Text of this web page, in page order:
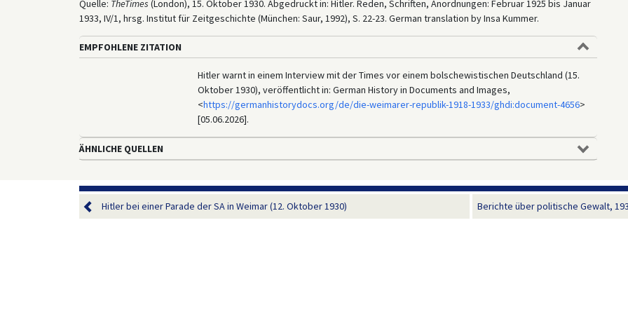
Quelle: TheTimes (London), 15. Oktober 1930. Abgedruckt in: Hitler. Reden, Schriften, Anordnungen: Februar 1925 bis Januar
1933, IV/1, hrsg. Institut für Zeitgeschichte (München: Saur, 1992), S. 22-23. German translation by Insa Kummer.
EMPFOHLENE ZITATION
Hitler warnt in einem Interview mit der Times vor einem bolschewistischen Deutschland (15.
Oktober 1930), veröffentlicht in: German History in Documents and Images,
<https://germanhistorydocs.org/de/die-weimarer-republik-1918-1933/ghdi:document-4656>
[05.06.2026].
ÄHNLICHE QUELLEN
Hitler bei einer Parade der SA in Weimar (12. Oktober 1930) Berichte über politische Gewalt,